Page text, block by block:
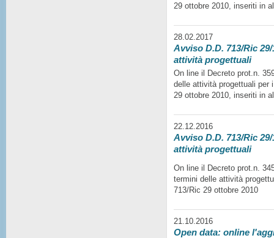
29 ottobre 2010, inseriti in
28.02.2017
Avviso D.D. 713/Ric
attività progettuali
On line il Decreto prot.n.
delle attività progettuali per
29 ottobre 2010, inseriti in
22.12.2016
Avviso D.D. 713/Ric
attività progettuali
On line il Decreto prot.n.
termini delle attività
713/Ric 29 ottobre 2010
21.10.2016
Open data: online